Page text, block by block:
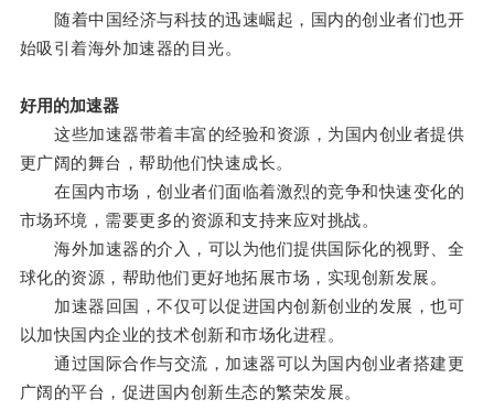
随着中国经济与科技的迅速崛起，国内的创业者们也开
始吸引着海外加速器的目光。
好用的加速器
这些加速器带着丰富的经验和资源，为国内创业者提供
更广阔的舞台，帮助他们快速成长。
在国内市场，创业者们面临着激烈的竞争和快速变化的
市场环境，需要更多的资源和支持来应对挑战。
海外加速器的介入，可以为他们提供国际化的视野、全
球化的资源，帮助他们更好地拓展市场，实现创新发展。
加速器回国，不仅可以促进国内创新创业的发展，也可
以加快国内企业的技术创新和市场化进程。
通过国际合作与交流，加速器可以为国内创业者搭建更
广阔的平台，促进国内创新生态的繁荣发展。